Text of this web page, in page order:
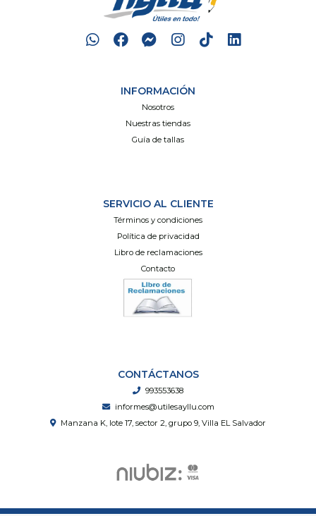
INFORMACIÓN
Nosotros
Nuestras tiendas
Guía de tallas
SERVICIO AL CLIENTE
Términos y condiciones
Política de privacidad
Libro de reclamaciones
Contacto
CONTÁCTANOS
993553638
informes@utilesayllu.com
Manzana K, lote 17, sector 2, grupo 9, Villa EL Salvador